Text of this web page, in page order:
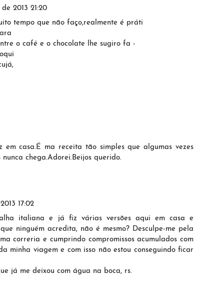
2013 21:20
tempo que não faço,realmente é práti
o café e o chocolate lhe sugiro fa -
casa.É ma receita tão simples que algumas vezes
chega.Adorei.Beijos querido.
17:02
italiana e já fiz várias versões aqui em casa e
ninguém acredita, não é mesmo? Desculpe-me pela
correria e cumprindo compromissos acumulados com
minha viagem e com isso não estou conseguindo ficar
já me deixou com água na boca, rs.